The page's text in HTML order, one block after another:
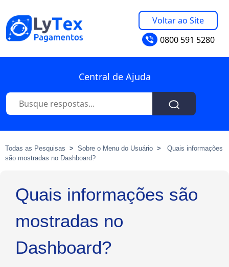
0800 591 5280
Voltar ao Site
Central de Ajuda
Todas as Pesquisas > Sobre o Menu do Usuário > Quais informações
são mostradas no Dashboard?
Quais informações são
mostradas no
Dashboard?